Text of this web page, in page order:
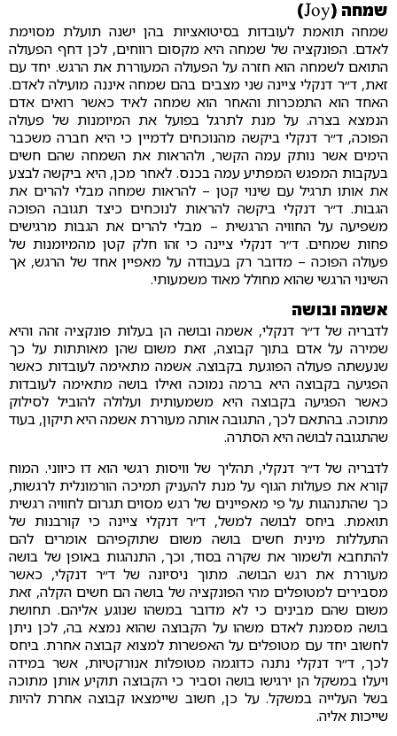
שמחה (Joy)
שמחה תואמת לעובדות בסיטואציות בהן ישנה תועלת מסוימת
לאדם. הפונקציה של שמחה היא מקסום רווחים, לכן דחף הפעולה
התואם לשמחה הוא חזרה על הפעולה המעוררת את הרגש. יחד עם
זאת, ד״ר דנקלי ציינה שני מצבים בהם שמחה איננה מועילה לאדם.
האחד הוא התמכרות והאחר הוא שמחה לאיד כאשר רואים אדם
הנמצא בצרה. על מנת לתרגל בפועל את המיומנות של פעולה
הפוכה, ד״ר דנקלי ביקשה מהנוכחים לדמיין כי היא חברה משכבר
הימים אשר נותק עמה הקשר, ולהראות את השמחה שהם חשים
בעקבות המפגש המפתיע עמה בכנס. לאחר מכן, היא ביקשה לבצע
את אותו תרגיל עם שינוי קטן – להראות שמחה מבלי להרים את
הגבות. ד״ר דנקלי ביקשה להראות לנוכחים כיצד תגובה הפוכה
משפיעה על החוויה הרגשית – מבלי להרים את הגבות מרגישים
פחות שמחים. ד״ר דנקלי ציינה כי זהו חלק קטן מהמיומנות של
פעולה הפוכה – מדובר רק בעבודה על מאפיין אחד של הרגש, אך
השינוי הרגשי שהוא מחולל מאוד משמעותי.
אשמה ובושה
לדבריה של ד״ר דנקלי, אשמה ובושה הן בעלות פונקציה זהה והיא
שמירה על אדם בתוך קבוצה, זאת משום שהן מאותתות על כך
שנעשתה פעולה הפוגעת בקבוצה. אשמה מתאימה לעובדות כאשר
הפגיעה בקבוצה היא ברמה נמוכה ואילו בושה מתאימה לעובדות
כאשר הפגיעה בקבוצה היא משמעותית ועלולה להוביל לסילוק
מתוכה. בהתאם לכך, התגובה אותה מעוררת אשמה היא תיקון, בעוד
שהתגובה לבושה היא הסתרה.
לדבריה של ד״ר דנקלי, תהליך של וויסות רגשי הוא דו כיווני. המוח
קורא את פעולות הגוף על מנת להעניק תמיכה הורמונלית לרגשות,
כך שהתנהגות על פי מאפיינים של רגש מסוים תגרום לחוויה רגשית
תואמת. ביחס לבושה למשל, ד״ר דנקלי ציינה כי קורבנות של
התעללות מינית חשים בושה משום שתוקפיהם אומרים להם
להתחבא ולשמור את שקרה בסוד, וכך, התנהגות באופן של בושה
מעוררת את רגש הבושה. מתוך ניסיונה של ד״ר דנקלי, כאשר
מסבירים למטופלים מהי הפונקציה של בושה הם חשים הקלה, זאת
משום שהם מבינים כי לא מדובר במשהו שנוגע אליהם. תחושת
בושה מסמנת לאדם משהו על הקבוצה שהוא נמצא בה, לכן ניתן
לחשוב יחד עם מטופלים על האפשרות למצוא קבוצה אחרת. ביחס
לכך, ד״ר דנקלי נתנה כדוגמה מטופלות אנורקטיות, אשר במידה
ויעלו במשקל הן ירגישו בושה וסביר כי הקבוצה תוקיע אותן מתוכה
בשל העלייה במשקל. על כן, חשוב שיימצאו קבוצה אחרת להיות
שייכות אליה.